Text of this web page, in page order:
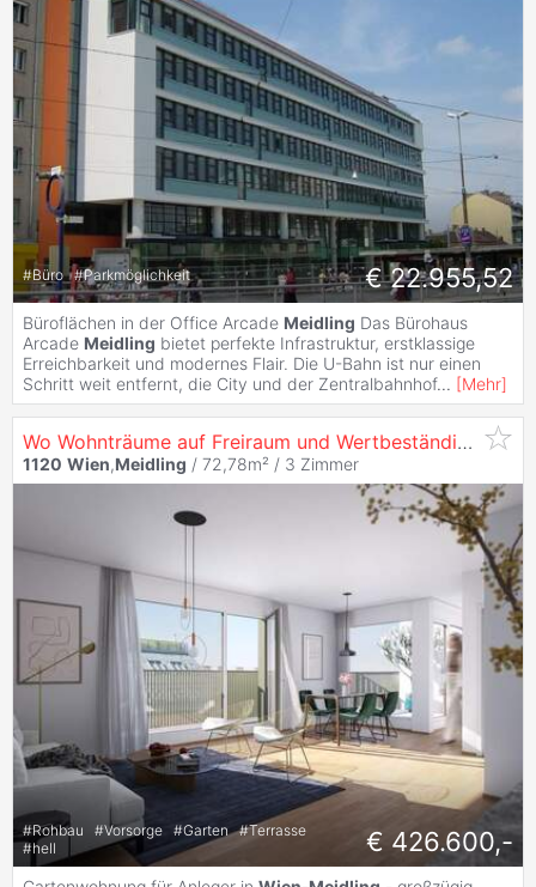
#Büro #Parkmöglichkeit € 22.955,52
Büroflächen in der Office Arcade Meidling Das Bürohaus
Arcade Meidling bietet perfekte Infrastruktur, erstklassige
Erreichbarkeit und modernes Flair. Die U-Bahn ist nur einen
Schritt weit entfernt, die City und der Zentralbahnhof... [Mehr]
Wo Wohnträume auf Freiraum und Wertbeständigkeit treffen | Gartenwohnung in
1120 Wien,Meidling / 72,78m² / 3 Zimmer
#Rohbau #Vorsorge #Garten #Terrasse
#hell € 426.600,-